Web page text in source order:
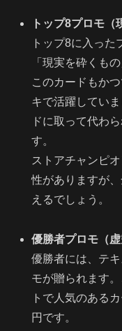
トップ8プロモ（
トップ8に入っ
「現実を砕くも
このカードもか
キで活躍してい
ドに取って代わ
す。
ストアチャンピ
性がありますが
えるでしょう。
優勝者プロモ（虚
優勝者には、テ
モが贈られます
トで人気のある
円です。